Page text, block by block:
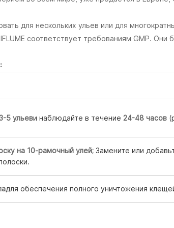
для нескольких ульев или для
соответствует требованиям GMP.
5 ульеви наблюдайте в течение 24-48 часов
на 10-рамочный улей; Замените или
для обеспечения полного уничтожения